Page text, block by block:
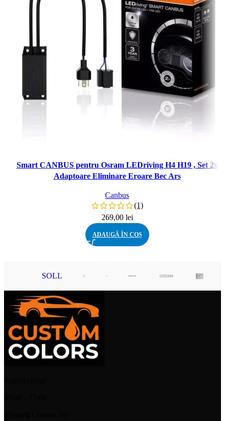
Smart CANBUS pentru Osram LEDriving H4 H19 , Set 2x
Adaptoare Eliminare Eroare Bec Ars
Canbus
(1)
269,00 lei
ADAUGĂ ÎN COȘ
SOLL